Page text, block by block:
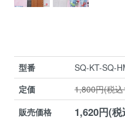
型番
SQ-KT-SQ-
定価
1,800円(税
販売価格
1,620円(